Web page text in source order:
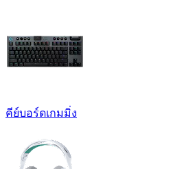
คีย์บอร์ดเกมมิ่ง